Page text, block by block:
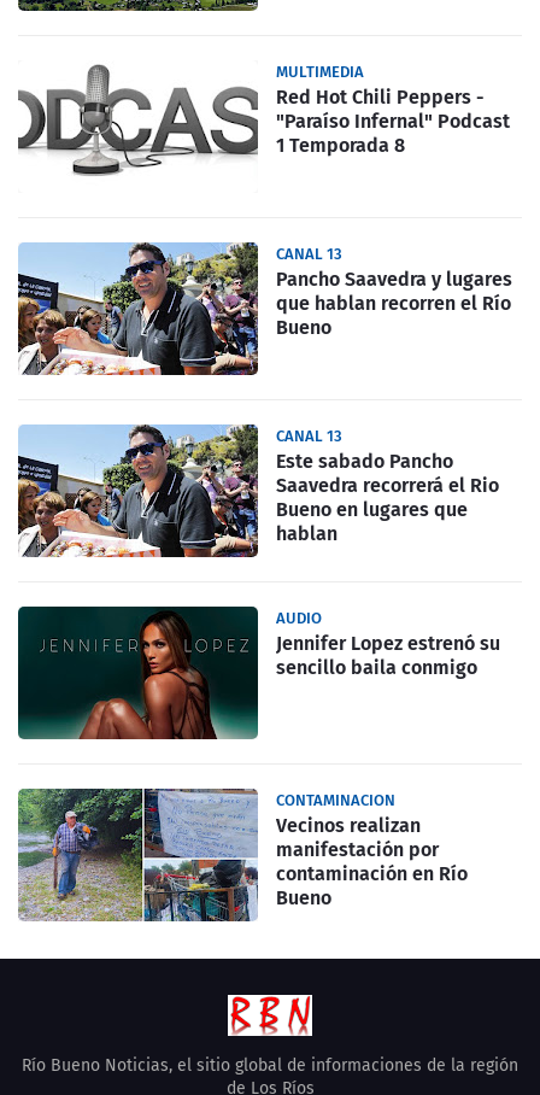
MULTIMEDIA
Red Hot Chili Peppers -
"Paraíso Infernal" Podcast
1 Temporada 8
CANAL 13
Pancho Saavedra y lugares
que hablan recorren el Río
Bueno
CANAL 13
Este sabado Pancho
Saavedra recorrerá el Rio
Bueno en lugares que
hablan
AUDIO
Jennifer Lopez estrenó su
sencillo baila conmigo
CONTAMINACION
Vecinos realizan
manifestación por
contaminación en Río
Bueno
Río Bueno Noticias, el sitio global de informaciones de la región
de Los Ríos